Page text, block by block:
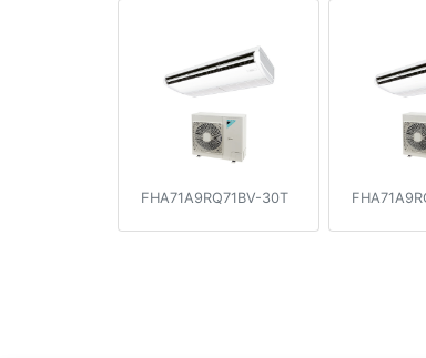
FHA71A9RQ71BV-30T